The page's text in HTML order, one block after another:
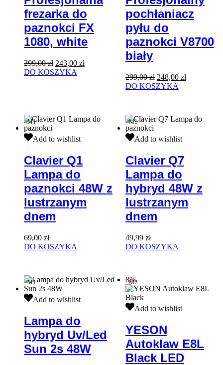
FX
1080,
white
frezarka do
paznokci FX
1080, white
299,00zł Pierwotna
cena
243,00 złAktualna
DO KOSZYKA
paznokci
V8700
biały
pochłaniacz
pyłu do
paznokci V8700
biały
299,00zł Pierwotna
cena
248,00 złAktualna
DO KOSZYKA
Clavier
Lampa
do
paznokci
48W
z
lustrzanym
dnem
Add to wishlist
M1
Clavier Q1
Lampa do
paznokci 48W z
lustrzanym
dnem
69,00 zł
DO KOSZYKA
Clavier
Lampa
do
hybryd
48W
z
lustrzanym
dnem
Add to wishlist
M1
Clavier Q7
Lampa do
hybryd 48W z
lustrzanym
dnem
49,99 zł
DO KOSZYKA
Lampa
hybryd
Uv/Led
Sun
2s
48W
Add to wishlist
M1
Lampa do
hybryd Uv/Led
Sun 2s 48W
8%
YESON
E8L
Black
LED
Add to wishlist
M2
YESON
Autoklaw E8L
Black LED